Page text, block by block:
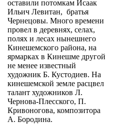
оставили потомкам Исаак
Ильич Левитан, братья
Чернецовы. Много времени
провел в деревнях, селах,
полях и лесах нынешнего
Кинешемского района, на
ярмарках в Кинешме другой
не менее известный
художник Б. Кустодиев. На
кинешемской земле расцвел
талант художников Л.
Чернова-Плесского, П.
Кривоногова, композитора
А. Бородина.